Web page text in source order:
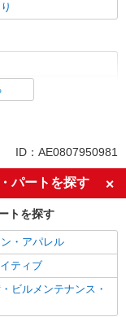
与あり
ID：AE0807950981
パートを探す
トを探す
・アパレル
ティブ
ビルメンテナンス・